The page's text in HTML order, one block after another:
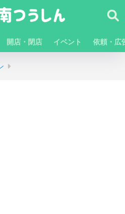
開店・閉店 イベント 依頼・広